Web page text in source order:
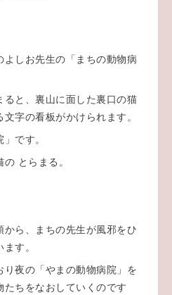
よしお先生の「まちの動物病
ると、裏山に面した裏口の猫
字の看板がかけられます。
です。
とらまる。
から、まちの先生が風邪をひ
す。
り夜の「やまの動物病院」を
ちをなおしていくのです